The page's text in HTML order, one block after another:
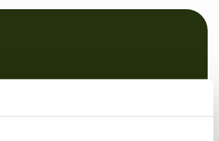
Amministrazione
Amministrazione (Conseil